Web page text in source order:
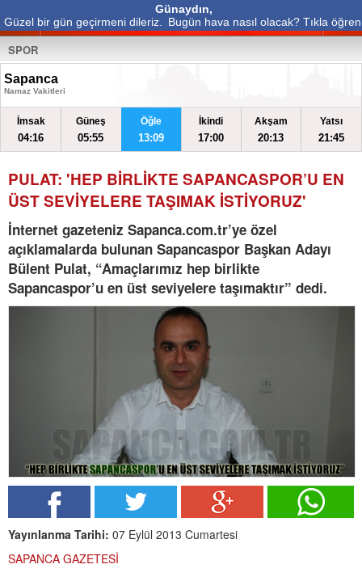
Günaydın,
Güzel bir gün geçirmeni dileriz.
Bugün hava nasıl olacak? Tıkla öğren
SPOR
Sapanca
Namaz Vakitleri
İmsak
04:16
Güneş
05:55
Öğle
13:09
İkindi
17:00
Akşam
20:13
Yatsı
21:45
PULAT: 'HEP BİRLİKTE SAPANCASPOR’U EN
ÜST SEVİYELERE TAŞIMAK İSTİYORUZ'
İnternet gazeteniz Sapanca.com.tr’ye özel
açıklamalarda bulunan Sapancaspor Başkan Adayı
Bülent Pulat, “Amaçlarımız hep birlikte
Sapancaspor’u en üst seviyelere taşımaktır” dedi.
Yayınlanma Tarihi: 07 Eylül 2013 Cumartesi
SAPANCA GAZETESİ